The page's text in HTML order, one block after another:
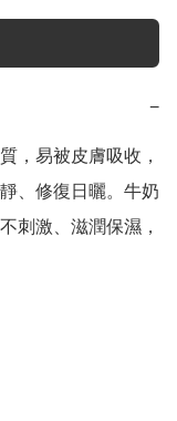
−
，易被皮膚吸收，
、修復日曬。牛奶
刺激、滋潤保濕，